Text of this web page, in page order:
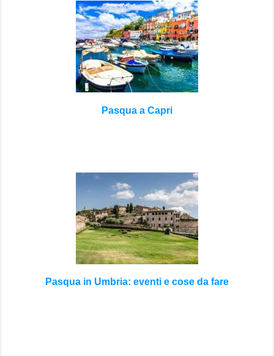
Pasqua a Capri
Pasqua in Umbria: eventi e cose da fare